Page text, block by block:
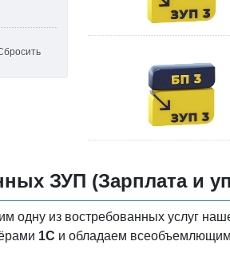
ЗУП (Зарплата и
одну из востребованных услуг
1С и обладаем